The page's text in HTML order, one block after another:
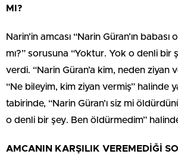
MI?
Narin’in amcası “Narin Güran’ın babası
mı?” sorusuna “Yoktur. Yok o denli bir
verdi. “Narin Güran’a kim, neden ziyan
“Ne bileyim, kim ziyan vermiş” halinde
tabirinde, “Narin Güran’ı siz mi
o denli bir şey. Ben öldürmedim”
AMCANIN KARŞILIK VEREMEDİĞİ